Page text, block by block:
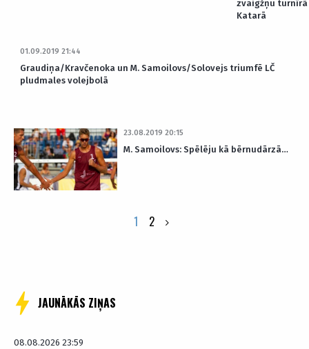
zvaigžņu turnīrā
Katarā
01.09.2019 21:44
Graudiņa/Kravčenoka un M. Samoilovs/Solovejs triumfē LČ
pludmales volejbolā
23.08.2019 20:15
M. Samoilovs: Spēlēju kā bērnudārzā…
1 2
JAUNĀKĀS ZIŅAS
08.08.2026 23:59